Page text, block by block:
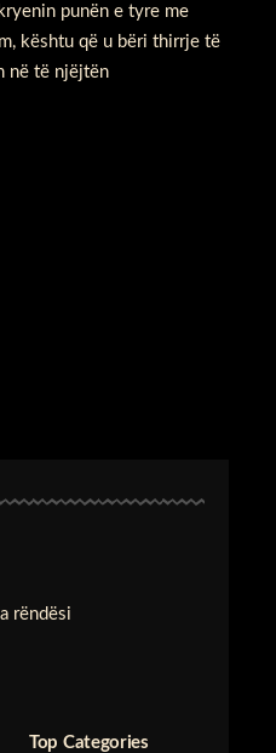
punën e tyre me
kështu që u bëri thirrje të
në të njëjtën
rëndësi
Top Categories